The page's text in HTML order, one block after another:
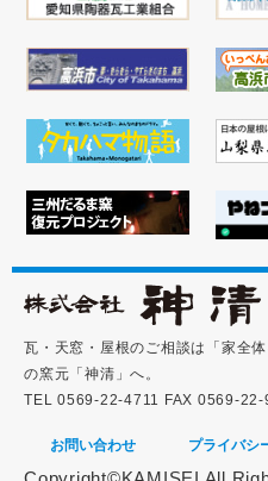
瓦・天窓・屋根のご相談は「家全
の窯元「神清」へ。
TEL 0569-22-4711 FAX 0569-22-
お問い合わせ プライバシ